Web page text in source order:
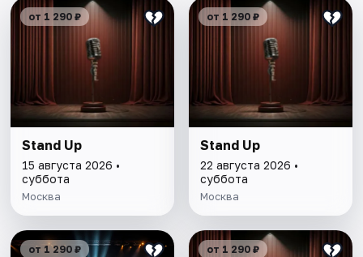
от 1 290 ₽
Stand Up
15 августа 2026 •
суббота
Москва
от 1 290 ₽
Stand Up
22 августа 2026 •
суббота
Москва
от 1 290 ₽ от 1 290 ₽